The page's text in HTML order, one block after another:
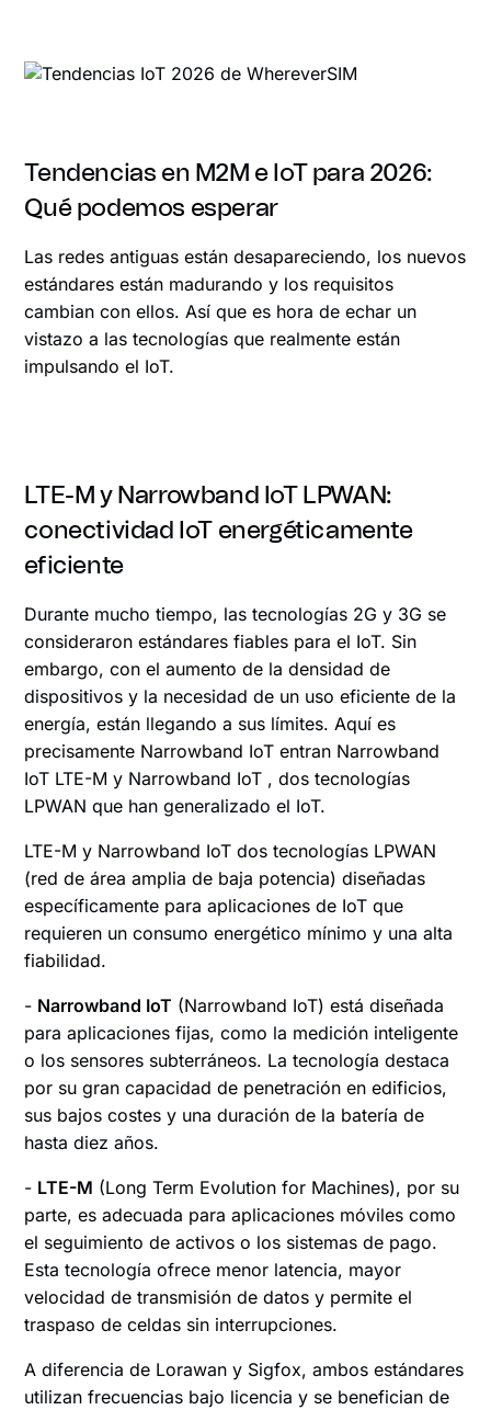
Tendencias en M2M e IoT para 2026:
Qué podemos esperar
Las redes antiguas están desapareciendo, los nuevos
estándares están madurando y los requisitos
cambian con ellos. Así que es hora de echar un
vistazo a las tecnologías que realmente están
impulsando el IoT.
LTE-M y Narrowband IoT LPWAN:
conectividad IoT energéticamente
eficiente
Durante mucho tiempo, las tecnologías 2G y 3G se
consideraron estándares fiables para el IoT. Sin
embargo, con el aumento de la densidad de
dispositivos y la necesidad de un uso eficiente de la
energía, están llegando a sus límites. Aquí es
precisamente Narrowband IoT entran Narrowband
IoT LTE-M y Narrowband IoT , dos tecnologías
LPWAN que han generalizado el IoT.
LTE-M y Narrowband IoT dos tecnologías LPWAN
(red de área amplia de baja potencia) diseñadas
específicamente para aplicaciones de IoT que
requieren un consumo energético mínimo y una alta
fiabilidad.
- Narrowband IoT (Narrowband IoT) está diseñada
para aplicaciones fijas, como la medición inteligente
o los sensores subterráneos. La tecnología destaca
por su gran capacidad de penetración en edificios,
sus bajos costes y una duración de la batería de
hasta diez años.
- LTE-M (Long Term Evolution for Machines), por su
parte, es adecuada para aplicaciones móviles como
el seguimiento de activos o los sistemas de pago.
Esta tecnología ofrece menor latencia, mayor
velocidad de transmisión de datos y permite el
traspaso de celdas sin interrupciones.
A diferencia de Lorawan y Sigfox, ambos estándares
utilizan frecuencias bajo licencia y se benefician de